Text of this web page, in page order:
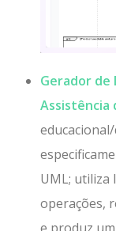
Gerador de
Assistência
UML; utiliza
operações,